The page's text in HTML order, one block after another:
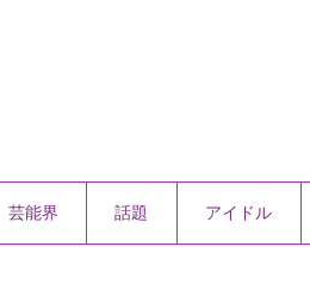
芸能界 話題 アイドル